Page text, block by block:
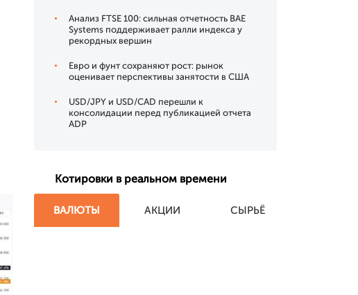
Анализ FTSE 100: сильная отчетность BAE
Systems поддерживает ралли индекса у
рекордных вершин
Евро и фунт сохраняют рост: рынок
оценивает перспективы занятости в США
USD/JPY и USD/CAD перешли к
консолидации перед публикацией отчета
ADP
Котировки в реальном времени
ВАЛЮТЫ АКЦИИ СЫРЬЁ